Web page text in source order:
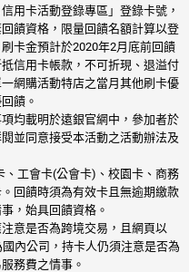
卡活動登錄專區」登錄卡號，
饋資格，限量回饋名額計算以登
卡金預計於2020年2月底前回饋
信用卡帳款，不可折現、退溢付
網購活動特店之當月其他刷卡優
饋。
均載明於遠銀官網中，參加者於
並同意接受本活動之活動辦法及
、工會卡(公會卡)、校園卡、商務
回饋時須為有效卡且無逾期繳款
，始具回饋資格。
意是否為跨境交易，且網頁以
內公司，持卡人仍須注意是否為
務費之情事。